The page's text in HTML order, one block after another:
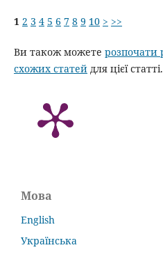
1 2 3 4 5 6 7 8 9 10 > >>
Ви також можете
схожих статейдля цієї статті.
Мова
English
Українська